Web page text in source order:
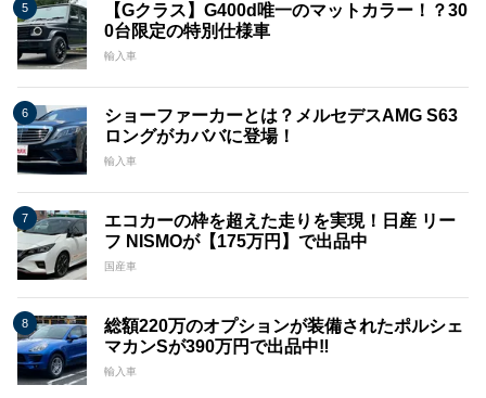
【Gクラス】G400d唯一のマットカラー！？30
0台限定の特別仕様車
輸入車
ショーファーカーとは？メルセデスAMG S63
ロングがカババに登場！
輸入車
エコカーの枠を超えた走りを実現！日産 リー
フ NISMOが【175万円】で出品中
国産車
総額220万のオプションが装備されたポルシェ
マカンSが390万円で出品中‼
輸入車